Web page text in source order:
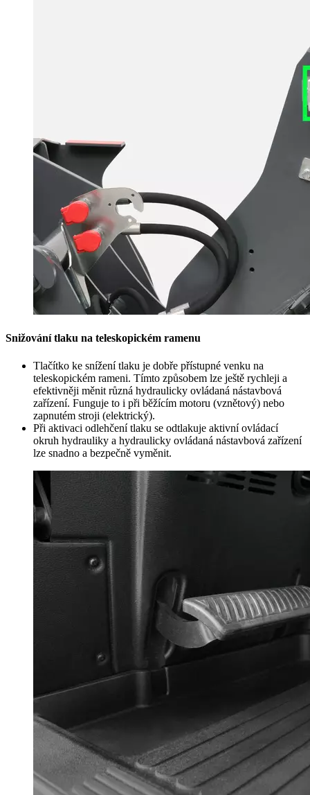
Snižování tlaku na teleskopickém ramenu
Tlačítko ke snížení tlaku je dobře přístupné venku na
teleskopickém rameni. Tímto způsobem lze ještě rychleji a
efektivněji měnit různá hydraulicky ovládaná nástavbová
zařízení. Funguje to i při běžícím motoru (vznětový) nebo
zapnutém stroji (elektrický).
Při aktivaci odlehčení tlaku se odtlakuje aktivní ovládací
okruh hydrauliky a hydraulicky ovládaná nástavbová zařízení
lze snadno a bezpečně vyměnit.